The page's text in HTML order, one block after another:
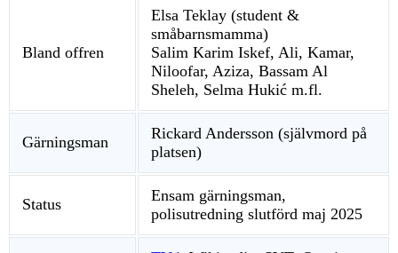
Bland offren
Elsa Teklay (student &
småbarnsmamma)
Salim Karim Iskef, Ali, Kamar,
Niloofar, Aziza, Bassam Al
Sheleh, Selma Hukić m.fl.
Gärningsman
Rickard Andersson (självmord på
platsen)
Status
Ensam gärningsman,
polisutredning slutförd maj 2025